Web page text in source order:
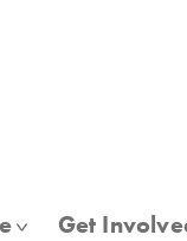
Get